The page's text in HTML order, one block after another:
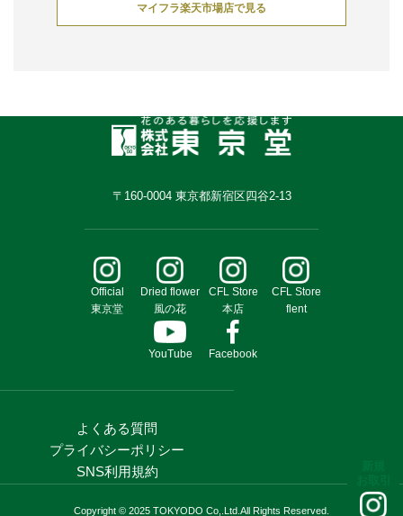
マイフラ楽天市場店で見る
〒160-0004 東京都新宿区四谷2-13
Copyright © 2025 TOKYODO Co,.Ltd.All Rights Reserved.
Official
東京堂
Dried flower
風の花
CFL Store
本店
CFL Store
flent
YouTube Facebook
よくある質問
プライバシーポリシー
SNS利用規約